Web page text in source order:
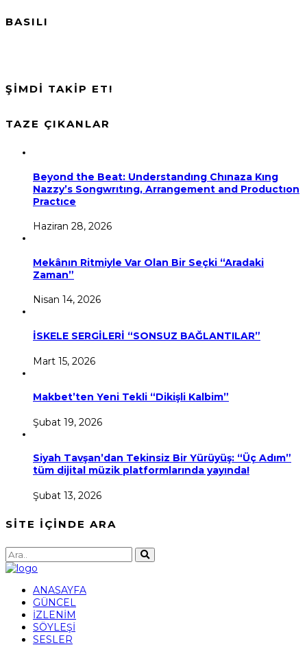
BASILI
ŞİMDİ TAKİP ET!
TAZE ÇIKANLAR
Beyond the Beat: Understandıng Chınaza Kıng
Nazzy’s Songwrıtıng, Arrangement and Productıon
Practıce
Haziran 28, 2026
Mekânın Ritmiyle Var Olan Bir Seçki “Aradaki
Zaman”
Nisan 14, 2026
İSKELE SERGİLERİ “SONSUZ BAĞLANTILAR”
Mart 15, 2026
Makbet’ten Yeni Tekli “Dikişli Kalbim”
Şubat 19, 2026
Siyah Tavşan’dan Tekinsiz Bir Yürüyüş: “Üç Adım”
tüm dijital müzik platformlarında yayında!
Şubat 13, 2026
SİTE İÇİNDE ARA
ANASAYFA
GÜNCEL
İZLENİM
SÖYLEŞİ
SESLER